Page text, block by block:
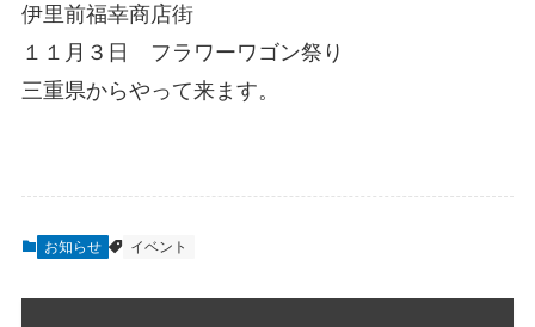
伊里前福幸商店街
１１月３日 フラワーワゴン祭り
三重県からやって来ます。
お知らせ イベント